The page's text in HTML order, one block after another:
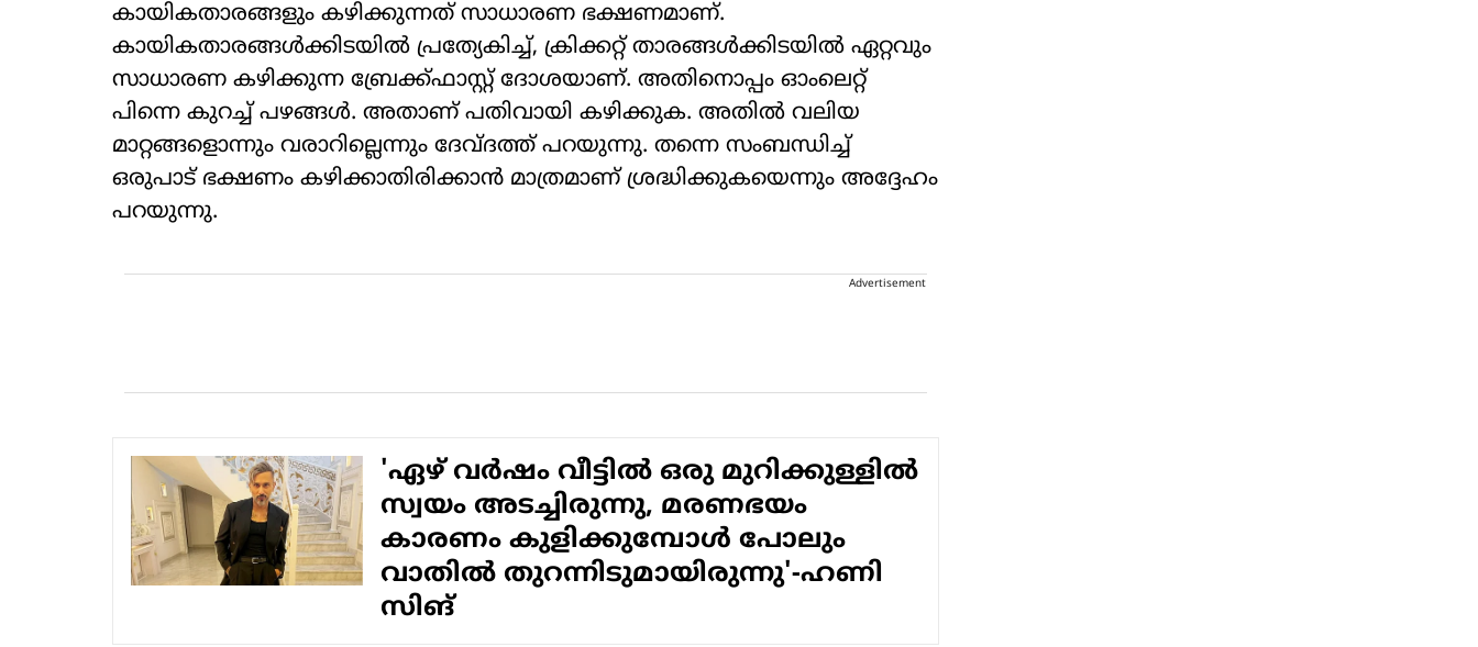
കായികതാരങ്ങളും കഴിക്കുന്നത് സാധാരണ ഭക്ഷണമാണ്.
കായികതാരങ്ങൾക്കിടയിൽ പ്രത്യേകിച്ച്, ക്രിക്കറ്റ് താരങ്ങൾക്കിടയിൽ ഏറ്റവും
സാധാരണ കഴിക്കുന്ന ബ്രേക്ക്ഫാസ്റ്റ് ദോശയാണ്. അതിനൊപ്പം ഓംലെറ്റ്
പിന്നെ കുറച്ച് പഴങ്ങൾ. അതാണ് പതിവായി കഴിക്കുക. അതിൽ വലിയ
മാറ്റങ്ങളൊന്നും വരാറില്ലെന്നും ദേവ്ദത്ത് പറയുന്നു. തന്നെ സംബന്ധിച്ച്
ഒരുപാട് ഭക്ഷണം കഴിക്കാതിരിക്കാൻ മാത്രമാണ് ശ്രദ്ധിക്കുകയെന്നും അദ്ദേഹം
പറയുന്നു.
Advertisement
'ഏഴ് വർഷം വീട്ടിൽ ഒരു മുറിക്കുള്ളിൽ
സ്വയം അടച്ചിരുന്നു, മരണഭയം
കാരണം കുളിക്കുമ്പോൾ പോലും
വാതിൽ തുറന്നിടുമായിരുന്നു'-ഹണി
സിങ്